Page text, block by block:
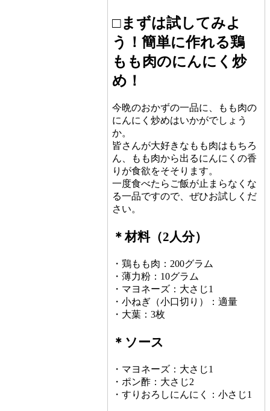
□まずは試してみよ
う！簡単に作れる鶏
もも肉のにんにく炒
め！
今晩のおかずの一品に、もも肉の
にんにく炒めはいかがでしょう
か。
皆さんが大好きなもも肉はもちろ
ん、もも肉から出るにんにくの香
りが食欲をそそります。
一度食べたらご飯が止まらなくな
る一品ですので、ぜひお試しくだ
さい。
＊材料（2人分）
・鶏もも肉：200グラム
・薄力粉：10グラム
・マヨネーズ：大さじ1
・小ねぎ（小口切り）：適量
・大葉：3枚
＊ソース
・マヨネーズ：大さじ1
・ポン酢：大さじ2
・すりおろしにんにく：小さじ1